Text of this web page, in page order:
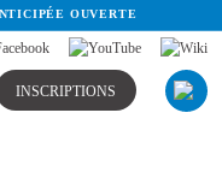
OUVERTE
INSCRIPTIONS